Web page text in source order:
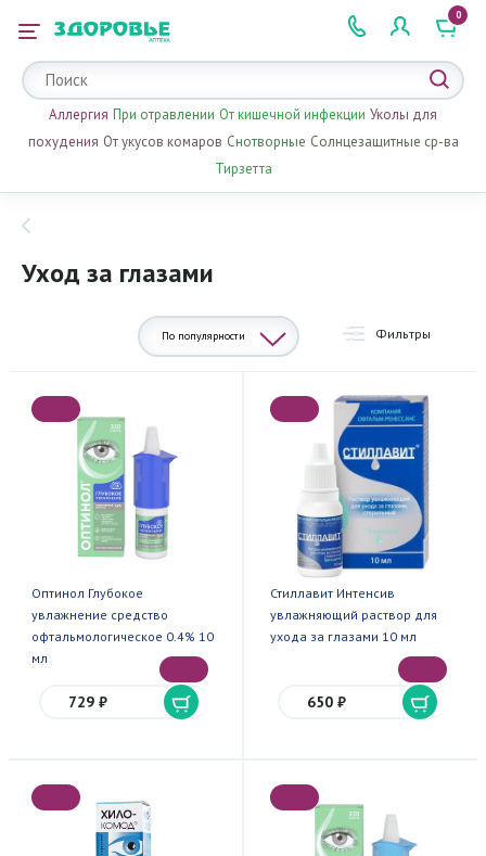
2 505 505
0
Аллергия При отравлении От кишечной инфекции Уколы для
похудения От укусов комаров Снотворные Солнцезащитные ср-ва
Тирзетта
Уход за глазами
По популярности Фильтры
Оптинол Глубокое
увлажнение средство
офтальмологическое 0.4% 10
мл
729 ₽
Стиллавит Интенсив
увлажняющий раствор для
ухода за глазами 10 мл
650 ₽